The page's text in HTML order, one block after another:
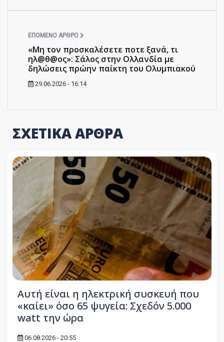
ΕΠΌΜΕΝΟ ΆΡΘΡΟ
«Μη τον προσκαλέσετε ποτε ξανά, τι
ηλ@θ@ος»: Σάλος στην Ολλανδία με
δηλώσεις πρώην παίκτη του Ολυμπιακού
29.06.2026 - 16:14
ΣΧΕΤΙΚΑ ΑΡΘΡΑ
Αυτή είναι η ηλεκτρική συσκευή που
«καίει» όσο 65 ψυγεία: Σχεδόν 5.000
watt την ώρα
06.08.2026 - 20:55